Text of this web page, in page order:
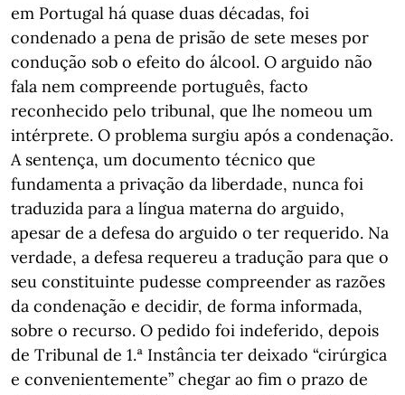
em Portugal há quase duas décadas, foi
condenado a pena de prisão de sete meses por
condução sob o efeito do álcool. O arguido não
fala nem compreende português, facto
reconhecido pelo tribunal, que lhe nomeou um
intérprete. O problema surgiu após a condenação.
A sentença, um documento técnico que
fundamenta a privação da liberdade, nunca foi
traduzida para a língua materna do arguido,
apesar de a defesa do arguido o ter requerido. Na
verdade, a defesa requereu a tradução para que o
seu constituinte pudesse compreender as razões
da condenação e decidir, de forma informada,
sobre o recurso. O pedido foi indeferido, depois
de Tribunal de 1.ª Instância ter deixado “cirúrgica
e convenientemente” chegar ao fim o prazo de